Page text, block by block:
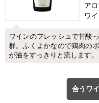
ア
ワイ
ワインのフレッシュで甘酸
群。ふくよかなので鶏肉の
が油をすっきりと流します。
合うワ